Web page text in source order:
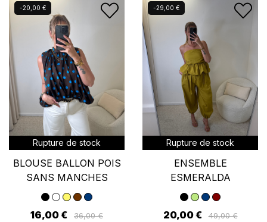
-20,00 €
Rupture de stock
BLOUSE BALLON POIS
SANS MANCHES
16,00 € 36,00 €
-29,00 €
Nouveau
Rupture de stock
ENSEMBLE
ESMERALDA
20,00 € 49,00 €